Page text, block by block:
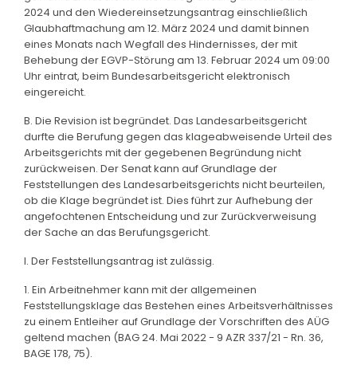
2024 und den Wiedereinsetzungsantrag einschließlich
Glaubhaftmachung am 12. März 2024 und damit binnen
eines Monats nach Wegfall des Hindernisses, der mit
Behebung der EGVP-Störung am 13. Februar 2024 um 09:00
Uhr eintrat, beim Bundesarbeitsgericht elektronisch
eingereicht.
B. Die Revision ist begründet. Das Landesarbeitsgericht
durfte die Berufung gegen das klageabweisende Urteil des
Arbeitsgerichts mit der gegebenen Begründung nicht
zurückweisen. Der Senat kann auf Grundlage der
Feststellungen des Landesarbeitsgerichts nicht beurteilen,
ob die Klage begründet ist. Dies führt zur Aufhebung der
angefochtenen Entscheidung und zur Zurückverweisung
der Sache an das Berufungsgericht.
I. Der Feststellungsantrag ist zulässig.
1. Ein Arbeitnehmer kann mit der allgemeinen
Feststellungsklage das Bestehen eines Arbeitsverhältnisses
zu einem Entleiher auf Grundlage der Vorschriften des AÜG
geltend machen (BAG 24. Mai 2022 - 9 AZR 337/21 - Rn. 36,
BAGE 178, 75).